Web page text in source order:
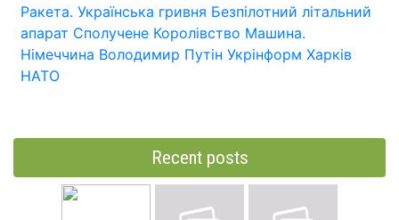
Ракета. Українська гривня Безпілотний літальний
апарат Сполучене Королівство Машина.
Німеччина Володимир Путін Укрінформ Харків
НАТО
Recent posts